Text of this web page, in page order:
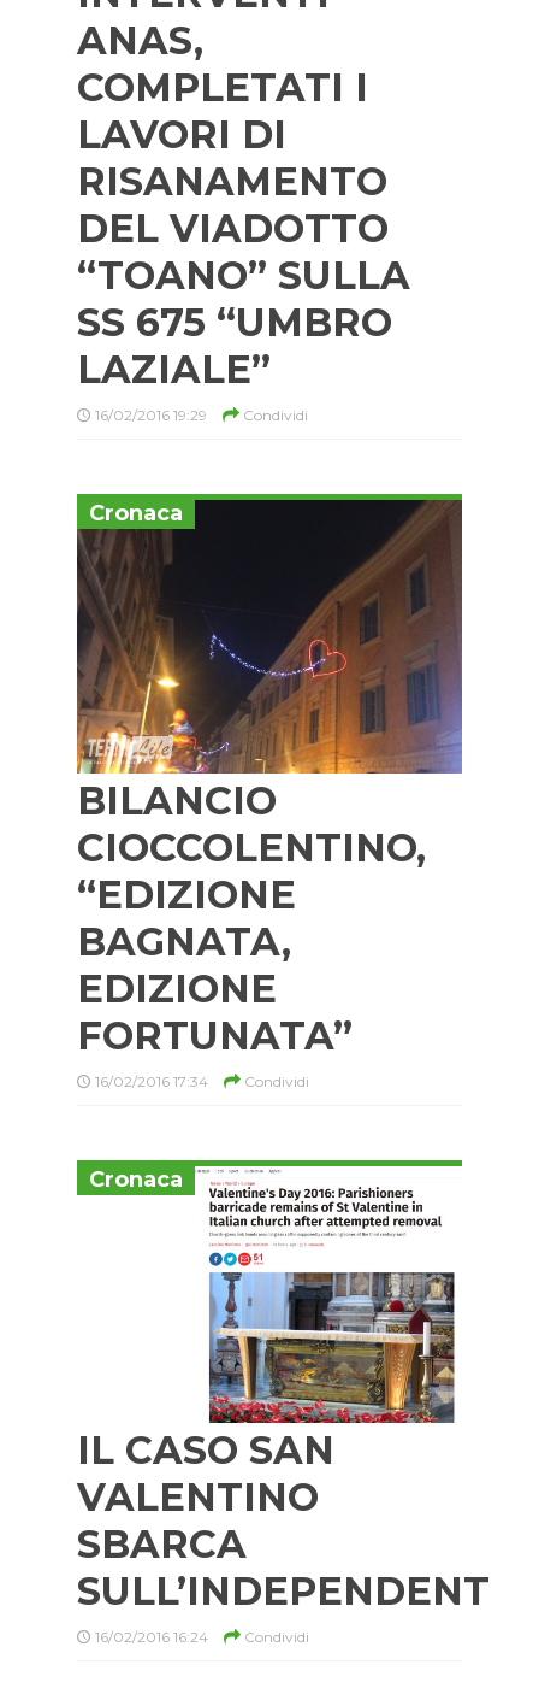
ANAS,
COMPLETATI I
LAVORI DI
RISANAMENTO
DEL VIADOTTO
“TOANO” SULLA
SS 675 “UMBRO
LAZIALE”
16/02/2016 19:29 Condividi
Cronaca
BILANCIO
CIOCCOLENTINO,
“EDIZIONE
BAGNATA,
EDIZIONE
FORTUNATA”
16/02/2016 17:34 Condividi
Cronaca
IL CASO SAN
VALENTINO
SBARCA
SULL’INDEPENDENT
16/02/2016 16:24 Condividi